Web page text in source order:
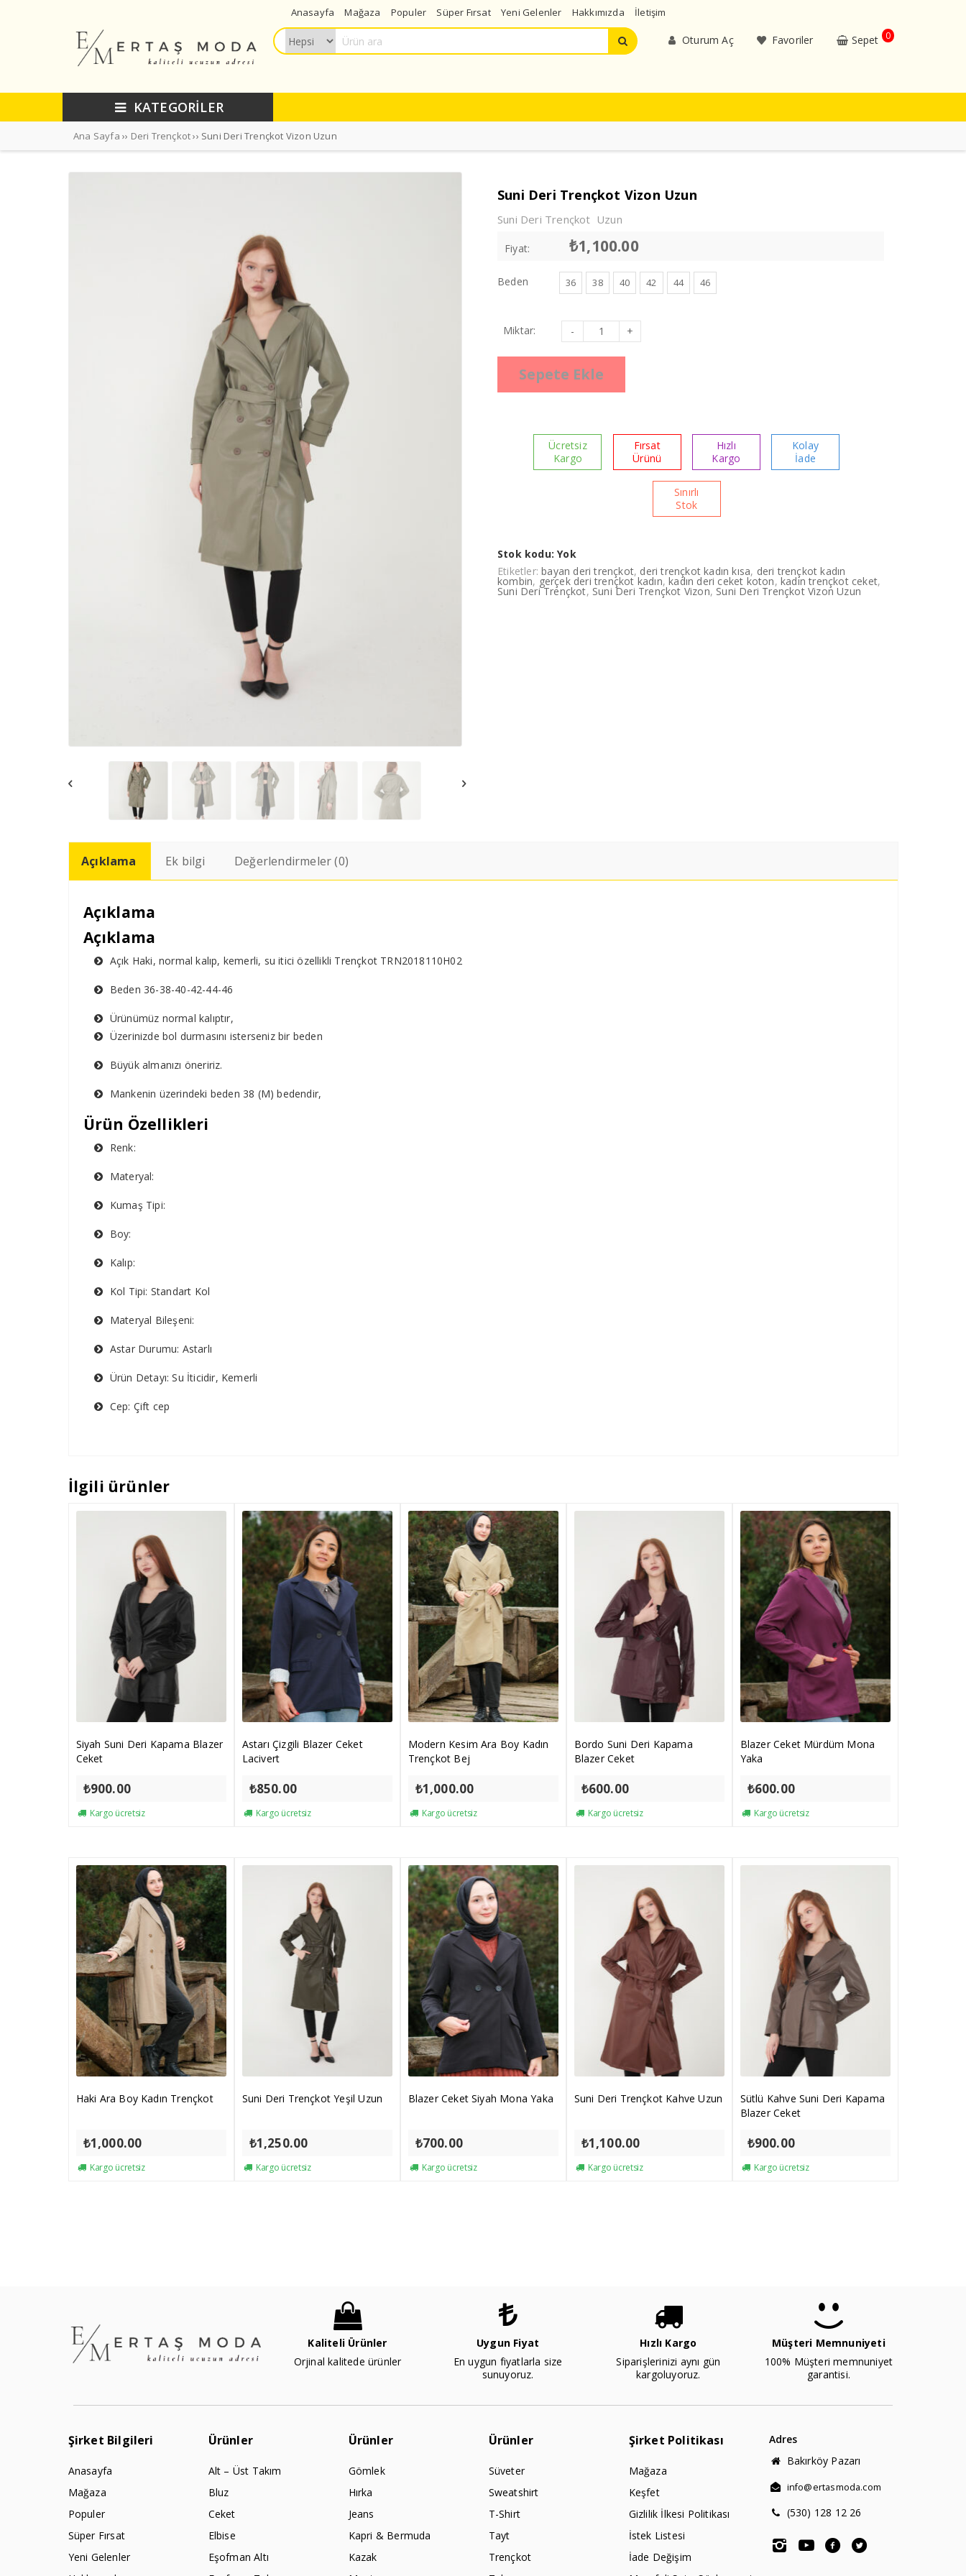
Anasayfa Mağaza Populer Süper Fırsat Yeni Gelenler Hakkımızda İletişim
Oturum Aç Favoriler Sepet 0
KATEGORİLER
Ana Sayfa ›› Deri Trençkot›› Suni Deri Trençkot Vizon Uzun
Suni Deri Trençkot Vizon Uzun
Suni Deri Trençkot Uzun
Fiyat: ₺1,100.00
Beden 36 38 40 42 44 46
Miktar: Suni
Trençkot
Vizon
adet
Sepete Ekle
Ücretsiz
Kargo
Fırsat
Ürünü
Hızlı
Kargo
Kolay
İade
Sınırlı
Stok
Stok kodu:Yok
Etiketler:bayan deri trençkot, deri trençkot kadın kısa, deri trençkot kadın
kombin, gerçek deri trençkot kadın,kadın deri ceket koton,kadın trençkot ceket,
Suni Deri Trençkot, Suni Deri Trençkot Vizon, Suni Deri Trençkot Vizon Uzun
Açıklama Ek bilgi Değerlendirmeler (0)
Açıklama
Açıklama
Açık Haki, normal kalıp, kemerli, su itici özellikli Trençkot TRN2018110H02
Beden 36-38-40-42-44-46
Ürünümüz normal kalıptır,
Üzerinizde bol durmasını isterseniz bir beden
Büyük almanızı öneririz.
Mankenin üzerindeki beden 38 (M) bedendir,
Ürün Özellikleri
Renk:
Materyal:
Kumaş Tipi:
Boy:
Kalıp:
Kol Tipi: Standart Kol
Materyal Bileşeni:
Astar Durumu: Astarlı
Ürün Detayı: Su İticidir, Kemerli
Cep: Çift cep
İlgili ürünler
Siyah Suni Deri Kapama Blazer
Ceket
₺900.00
Kargo ücretsiz
Astarı Çizgili Blazer Ceket
Lacivert
₺850.00
Kargo ücretsiz
Modern Kesim Ara Boy Kadın
Trençkot Bej
₺1,000.00
Kargo ücretsiz
Bordo Suni Deri Kapama
Blazer Ceket
₺600.00
Kargo ücretsiz
Blazer Ceket Mürdüm Mona
Yaka
₺600.00
Kargo ücretsiz
Haki Ara Boy Kadın Trençkot
₺1,000.00
Kargo ücretsiz
Suni Deri Trençkot Yeşil Uzun
₺1,250.00
Kargo ücretsiz
Blazer Ceket Siyah Mona Yaka
₺700.00
Kargo ücretsiz
Suni Deri Trençkot Kahve Uzun
₺1,100.00
Kargo ücretsiz
Sütlü Kahve Suni Deri Kapama
Blazer Ceket
₺900.00
Kargo ücretsiz
Kaliteli Ürünler
Orjinal kalitede ürünler
Uygun Fiyat
En uygun fiyatlarla size
sunuyoruz.
Hızlı Kargo
Siparişlerinizi aynı gün
kargoluyoruz.
Müşteri Memnuniyeti
100% Müşteri memnuniyet
garantisi.
Şirket Bilgileri
Anasayfa
Mağaza
Populer
Süper Fırsat
Yeni Gelenler
Ürünler
Alt – Üst Takım
Bluz
Ceket
Elbise
Eşofman Altı
Ürünler
Gömlek
Hırka
Jeans
Kapri & Bermuda
Kazak
Ürünler
Süveter
Sweatshirt
T-Shirt
Tayt
Trençkot
Şirket Politikası
Mağaza
Keşfet
Gizlilik İlkesi Politikası
İstek Listesi
İade Değişim
Adres
Bakırköy Pazarı
info@ertasmoda.com
(530) 128 12 26